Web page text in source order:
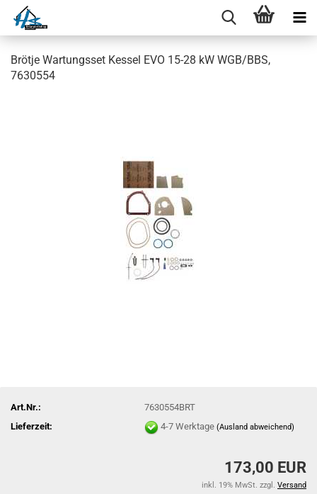
Brötje Wartungsset Kessel EVO 15-28 kW WGB/BBS,
7630554
Art.Nr.:
7630554BRT
Lieferzeit:
4-7 Werktage(Ausland abweichend)
173,00 EUR
inkl. 19% MwSt. zzgl. Versand